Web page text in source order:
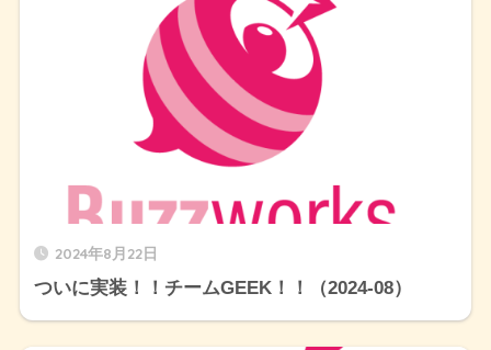
2024年8月22日
ついに実装！！チームGEEK！！（2024-08）